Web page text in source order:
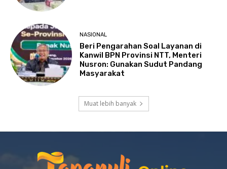
NASIONAL
Beri Pengarahan Soal Layanan di
Kanwil BPN Provinsi NTT, Menteri
Nusron: Gunakan Sudut Pandang
Masyarakat
Muat lebih banyak